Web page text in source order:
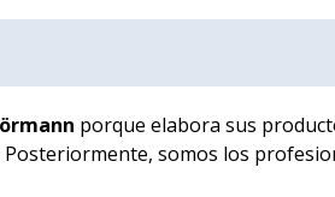
porque elabora sus
somos los